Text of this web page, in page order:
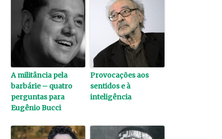
A militância pela
barbárie – quatro
perguntas para
Eugênio Bucci
Provocações aos
sentidos e à
inteligência